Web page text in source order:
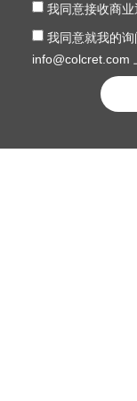
我同意接收商业
我同意就我的
info@colcret.com